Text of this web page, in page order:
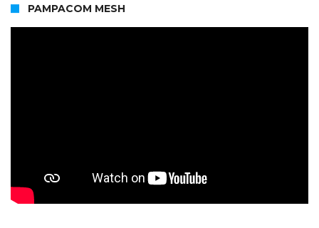
PAMPACOM MESH